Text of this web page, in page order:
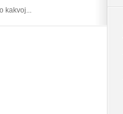
kakvoj...